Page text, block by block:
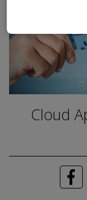
Cloud